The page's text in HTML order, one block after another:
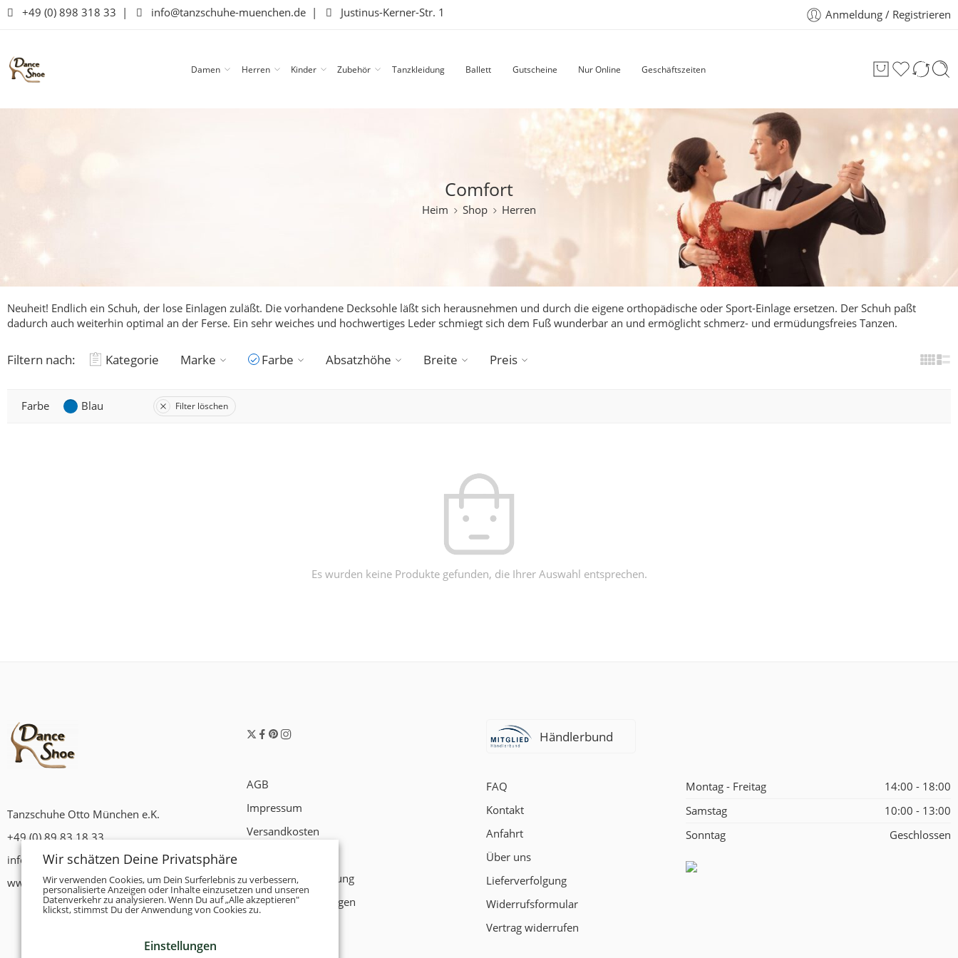
+49 (0) 898 318 33 | info@tanzschuhe-muenchen.de | Justinus-Kerner-Str. 1 Anmeldung / Registrieren
Damen Herren Kinder Zubehör Tanzkleidung Ballett Gutscheine Nur Online Geschäftszeiten
Comfort
Heim Shop Herren
Neuheit! Endlich ein Schuh, der lose Einlagen zuläßt. Die vorhandene Decksohle läßt sich herausnehmen und durch die eigene orthopädische oder Sport-Einlage ersetzen. Der Schuh paßt
dadurch auch weiterhin optimal an der Ferse. Ein sehr weiches und hochwertiges Leder schmiegt sich dem Fuß wunderbar an und ermöglicht schmerz- und ermüdungsfreies Tanzen.
Filtern nach: Kategorie Marke Farbe Absatzhöhe Breite Preis
Farbe Blau Filter löschen
Es wurden keine Produkte gefunden, die Ihrer Auswahl entsprechen.
Tanzschuhe Otto München e.K.
+49 (0) 89 83 18 33
info@tanzschuhe-muenchen.de
www.tanzschuhe-muenchen.de
AGB
Impressum
Versandkosten
Datenschutzerklärung
Zahlungsbedingungen
Händlerbund
FAQ
Kontakt
Anfahrt
Über uns
Lieferverfolgung
Widerrufsformular
Vertrag widerrufen
Montag - Freitag
14:00 - 18:00
Samstag
10:00 - 13:00
Sonntag
Geschlossen
Wir schätzen Deine Privatsphäre
Wir verwenden Cookies, um Dein Surferlebnis zu verbessern,
personalisierte Anzeigen oder Inhalte einzusetzen und unseren
Datenverkehr zu analysieren. Wenn Du auf „Alle akzeptieren"
klickst, stimmst Du der Anwendung von Cookies zu.
Einstellungen